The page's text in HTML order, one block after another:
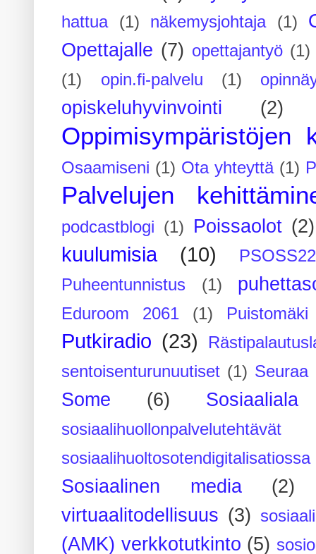
hattua (1) näkemysjohtaja (1)
Opettajalle (7) opettajantyö (1)
(1)
opin.fi-palvelu (1)
opiskeluhyvinvointi (2)
Oppimisympäristöjen
Osaamiseni (1) Ota yhteyttä (1)
Palvelujen
podcastblogi (1) Poissaolot (2)
kuulumisia (10)
Puheentunnistus
(1)
Eduroom 2061 (1)
Putkiradio (23)
sentoisenturunuutiset (1) Seuraa
Some (6) Sosiaaliala
sosiaalihuollonpalvelutehtävät
sosiaalihuoltosotendigitalisatiossa
Sosiaalinen media
(2)
virtuaalitodellisuus (3)
(AMK) verkkotutkinto (5)